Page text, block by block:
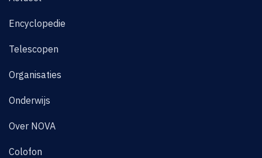
Encyclopedie
Telescopen
Organisaties
Onderwijs
Over NOVA
Colofon